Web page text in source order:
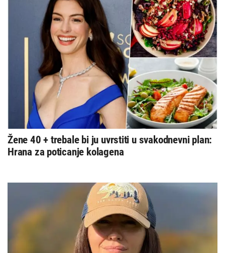
Žene 40 + trebale bi ju uvrstiti u svakodnevni plan:
Hrana za poticanje kolagena